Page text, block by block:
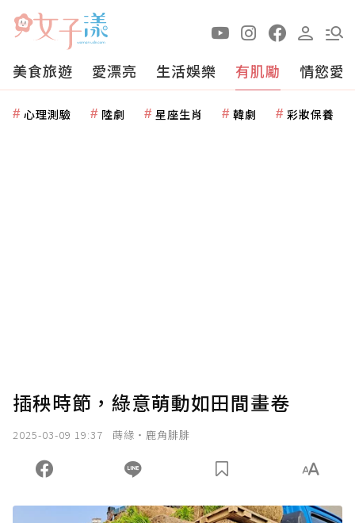
美食旅遊 愛漂亮 生活娛樂 有肌勵 情慾愛
心理測驗 陸劇 星座生肖 韓劇 彩妝保養
插秧時節，綠意萌動如田間畫卷
2025-03-09 19:37 蒔緣‧鹿角腓腓